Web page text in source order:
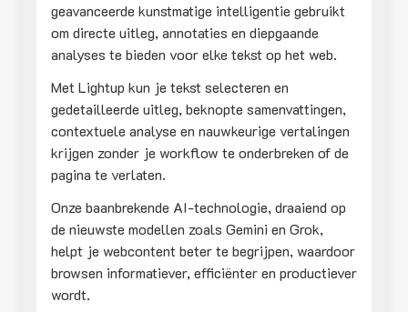
geavanceerde kunstmatige intelligentie gebruikt
om directe uitleg, annotaties en diepgaande
analyses te bieden voor elke tekst op het web.
Met Lightup kun je tekst selecteren en
gedetailleerde uitleg, beknopte samenvattingen,
contextuele analyse en nauwkeurige vertalingen
krijgen zonder je workflow te onderbreken of de
pagina te verlaten.
Onze baanbrekende AI-technologie, draaiend op
de nieuwste modellen zoals Gemini en Grok,
helpt je webcontent beter te begrijpen, waardoor
browsen informatiever, efficiënter en productiever
wordt.